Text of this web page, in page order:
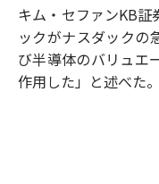
キム・セファンKB証
ックがナスダックの
び半導体のバリュエ
作用した」と述べた。